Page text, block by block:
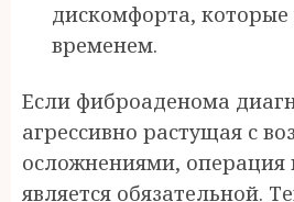
дискомфорта, которые
временем.
Если фиброаденома
агрессивно растущая с
осложнениями, операция
является обязательной.